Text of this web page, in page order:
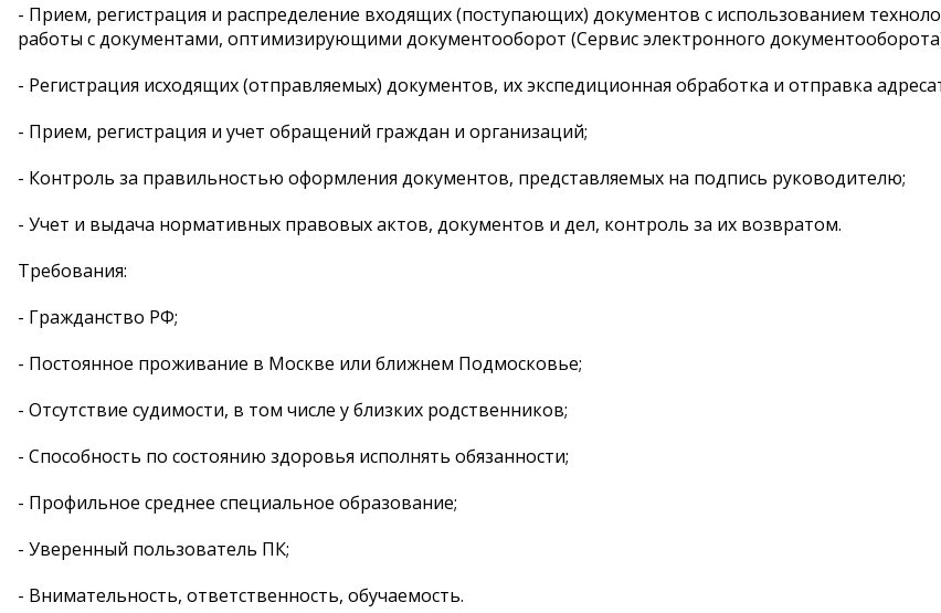
- Прием, регистрация и распределение входящих (поступающих) документов с использованием
работы с документами, оптимизирующими документооборот (Сервис электронного
- Регистрация исходящих (отправляемых) документов, их экспедиционная обработка и отправка
- Прием, регистрация и учет обращений граждан и организаций;
- Контроль за правильностью оформления документов, представляемых на подпись руководителю;
- Учет и выдача нормативных правовых актов, документов и дел, контроль за их возвратом.
Требования:
- Гражданство РФ;
- Постоянное проживание в Москве или ближнем Подмосковье;
- Отсутствие судимости, в том числе у близких родственников;
- Способность по состоянию здоровья исполнять обязанности;
- Профильное среднее специальное образование;
- Уверенный пользователь ПК;
- Внимательность, ответственность, обучаемость.